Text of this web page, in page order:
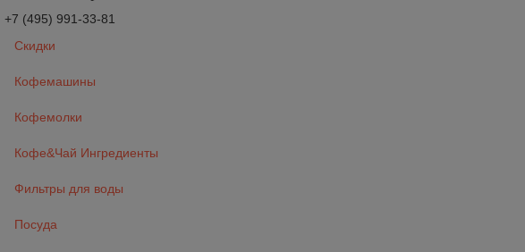
+7 (495) 991-33-81
Скидки
Кофемашины
Кофемолки
Кофе&Чай Ингредиенты
Фильтры для воды
Посуда